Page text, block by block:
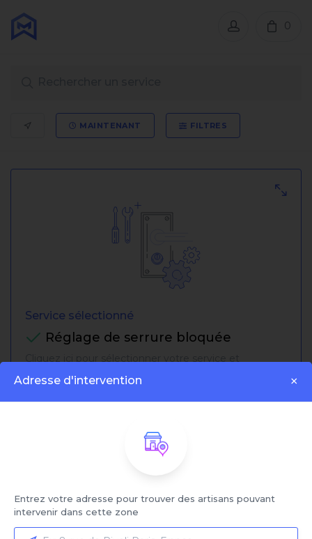
Adresse d'intervention ×
Entrez votre adresse pour trouver des artisans pouvant
intervenir dans cette zone
0
MAINTENANT FILTRES
Service sélectionné
Réglage de serrure bloquée
comparer les offres